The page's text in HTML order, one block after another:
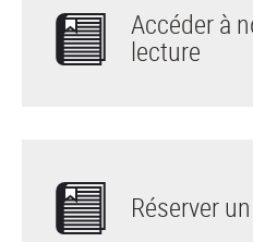
Accéder à
lecture
Réserver